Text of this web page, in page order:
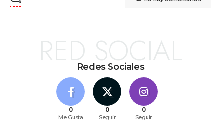
Redes Sociales
RED SOCIAL
0
Me Gusta
0
Seguir
0
Seguir